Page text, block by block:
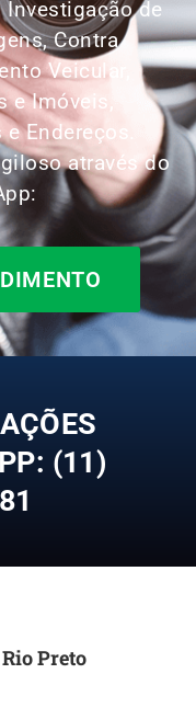
Investigação de
Contra
Veicular,
e Imóveis,
Endereços.
através do
(11)
Preto